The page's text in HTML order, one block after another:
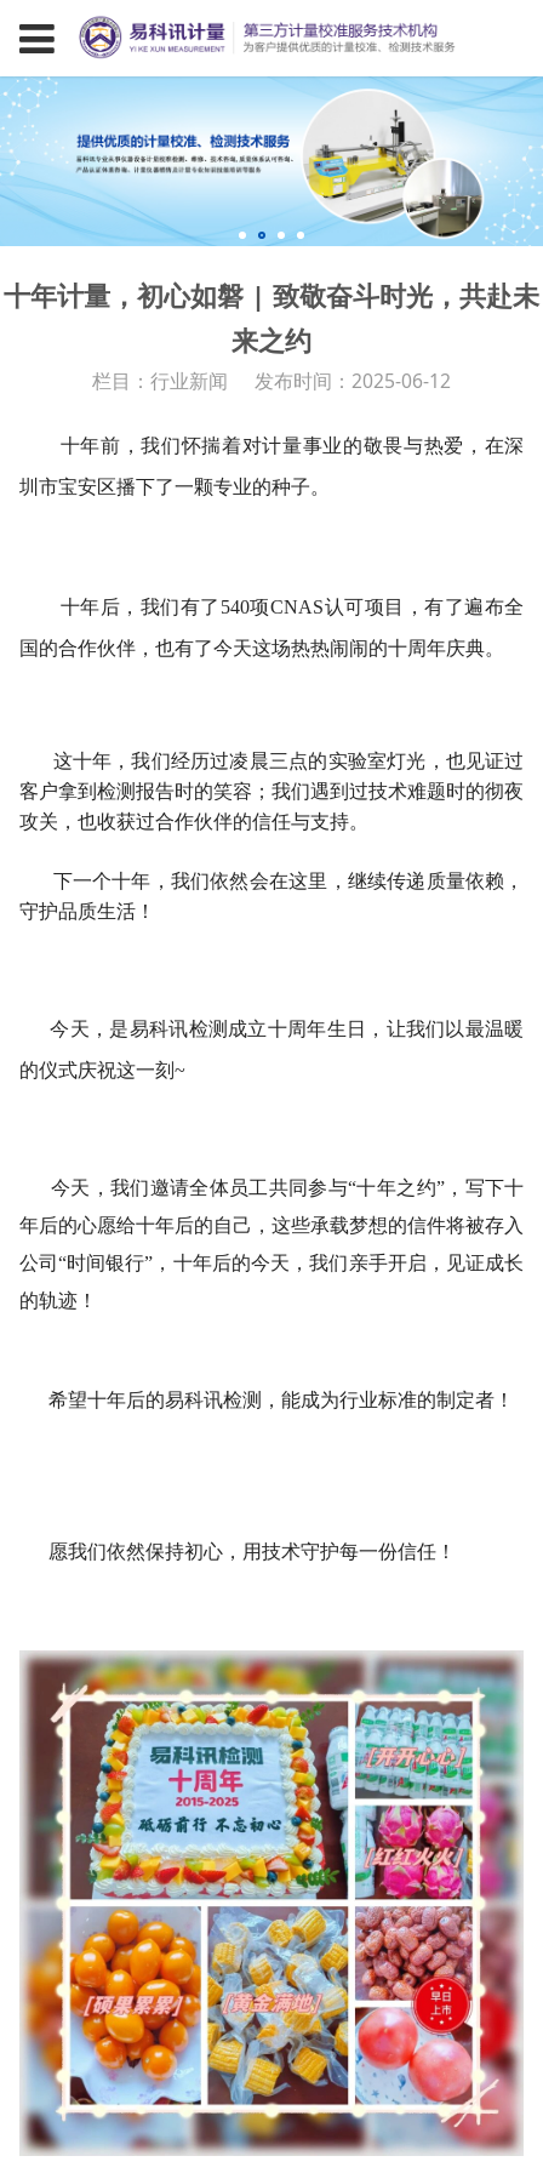
十年计量，初心如磐 | 致敬奋斗时光，共赴未
来之约
栏目：行业新闻 发布时间：2025-06-12
十年前，我们怀揣着对计量事业的敬畏与热爱，在深
圳市宝安区播下了一颗专业的种子。
十年后，我们有了540项CNAS认可项目，有了遍布全
国的合作伙伴，也有了今天这场热热闹闹的十周年庆典。
这十年，我们经历过凌晨三点的实验室灯光，也见证过
客户拿到检测报告时的笑容；我们遇到过技术难题时的彻夜
攻关，也收获过合作伙伴的信任与支持。
下一个十年，我们依然会在这里，继续传递质量依赖，
守护品质生活！
今天，是易科讯检测成立十周年生日，让我们 以最温暖
的仪式庆祝这一刻~
今天，我们邀请全体员工共同参与“十年之约”，写下十
年后的心愿给十年后的自己，这些承载梦想的信件将被存入
公司“时间银行”，十年后的今天，我们亲手开启，见证成长
的轨迹！
希望十年后的易科讯检测，能成为行业标准的制定者！
愿我们依然保持初心，用技术守护每一份信任！